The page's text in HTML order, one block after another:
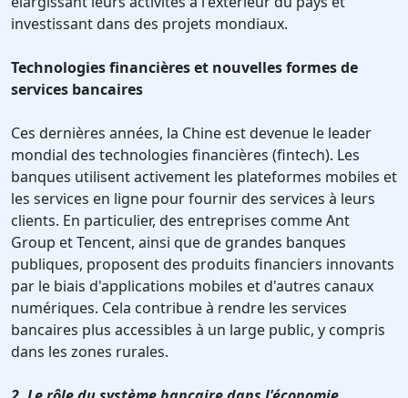
investissant dans des projets mondiaux.
Technologies financières et nouvelles formes de
services bancaires
Ces dernières années, la Chine est devenue le leader
mondial des technologies financières (fintech). Les
banques utilisent activement les plateformes mobiles et
les services en ligne pour fournir des services à leurs
clients. En particulier, des entreprises comme Ant
Group et Tencent, ainsi que de grandes banques
publiques, proposent des produits financiers innovants
par le biais d'applications mobiles et d'autres canaux
numériques. Cela contribue à rendre les services
bancaires plus accessibles à un large public, y compris
dans les zones rurales.